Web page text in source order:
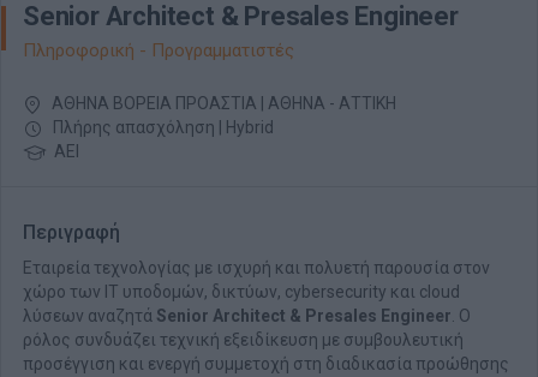
Senior Architect & Presales Engineer
Πληροφορική - Προγραμματιστές
ΑΘΗΝΑ ΒΟΡΕΙΑ ΠΡΟΑΣΤΙΑ | ΑΘΗΝΑ - ΑΤΤΙΚΗ
Πλήρης απασχόληση | Hybrid
ΑΕΙ
Περιγραφή
Εταιρεία τεχνολογίας με ισχυρή και πολυετή παρουσία στον
χώρο των IT υποδομών, δικτύων, cybersecurity και cloud
λύσεων αναζητά Senior Architect & Presales Engineer . Ο
ρόλος συνδυάζει τεχνική εξειδίκευση με συμβουλευτική
προσέγγιση και ενεργή συμμετοχή στη διαδικασία προώθησης